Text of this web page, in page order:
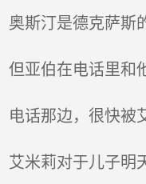
奥斯汀是德克萨斯
但亚伯在电话里和
电话那边，很快被
艾米莉对于儿子明